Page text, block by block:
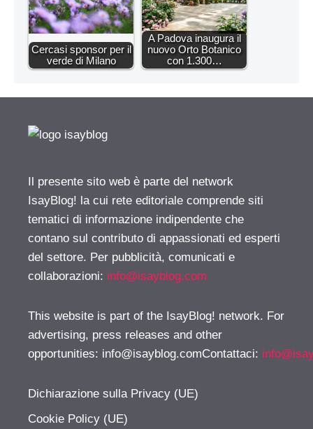
Cercasi sponsor per il
verde di Milano
A Padova inaugura il
nuovo Orto Botanico
con 1.300…
Il presente sito web è parte del network
IsayBlog! la cui rete editoriale comprende siti
tematici di informazione indipendente che
contano sul contributo di appassionati ed esperti
del settore. Per pubblicità, comunicati e
collaborazioni: info@isayblog.com
This website is part of the IsayBlog! network. For
advertising, press releases and other
opportunities: info@isayblog.comContattaci:
Dichiarazione sulla Privacy (UE)
Cookie Policy (UE)